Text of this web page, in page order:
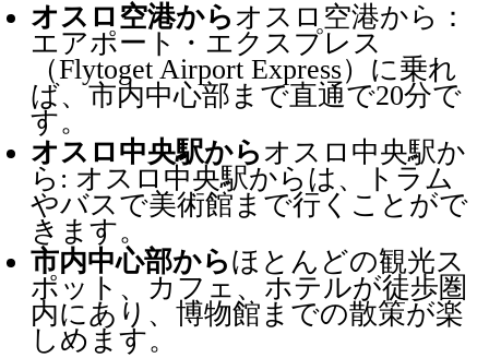
オスロ空港からオスロ空港から：
エアポート・エクスプレス
（Flytoget Airport Express）に乗れ
ば、市内中心部まで直通で20分で
す。
オスロ中央駅からオスロ中央駅か
ら: オスロ中央駅からは、トラム
やバスで美術館まで行くことがで
きます。
市内中心部からほとんどの観光ス
ポット、カフェ、ホテルが徒歩圏
内にあり、博物館までの散策が楽
しめます。